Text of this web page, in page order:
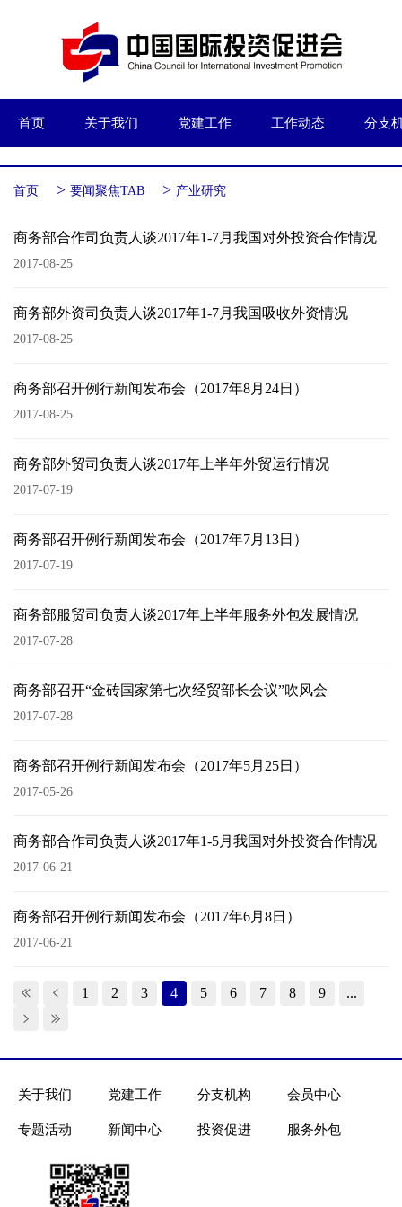
首页 关于我们 党建工作 工作动态 分支
首页 > 要闻聚焦TAB > 产业研究
商务部合作司负责人谈2017年1-7月我国对外投资合作情况
2017-08-25
商务部外资司负责人谈2017年1-7月我国吸收外资情况
2017-08-25
商务部召开例行新闻发布会（2017年8月24日）
2017-08-25
商务部外贸司负责人谈2017年上半年外贸运行情况
2017-07-19
商务部召开例行新闻发布会（2017年7月13日）
2017-07-19
商务部服贸司负责人谈2017年上半年服务外包发展情况
2017-07-28
商务部召开“金砖国家第七次经贸部长会议”吹风会
2017-07-28
商务部召开例行新闻发布会（2017年5月25日）
2017-05-26
商务部合作司负责人谈2017年1-5月我国对外投资合作情况
2017-06-21
商务部召开例行新闻发布会（2017年6月8日）
2017-06-21
1 2 3 4 5 6 7 8 9 ...
关于我们 党建工作 分支机构 会员中心
专题活动 新闻中心 投资促进 服务外包